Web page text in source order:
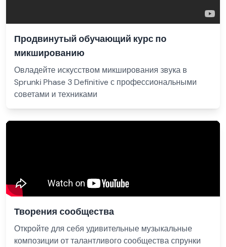
Продвинутый обучающий курс по
микшированию
Овладейте искусством микширования звука в
Sprunki Phase 3 Definitive с профессиональными
советами и техниками
Творения сообщества
Откройте для себя удивительные музыкальные
композиции от талантливого сообщества спрунки